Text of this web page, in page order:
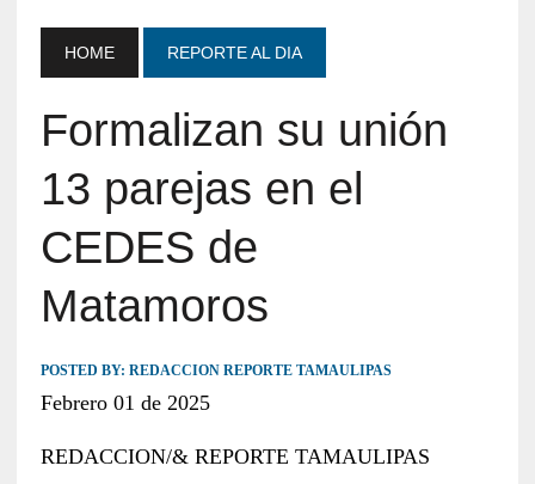
HOME REPORTE AL DIA
Formalizan su unión
13 parejas en el
CEDES de
Matamoros
POSTED BY: REDACCION REPORTE TAMAULIPAS
Febrero 01 de 2025
REDACCION/& REPORTE TAMAULIPAS